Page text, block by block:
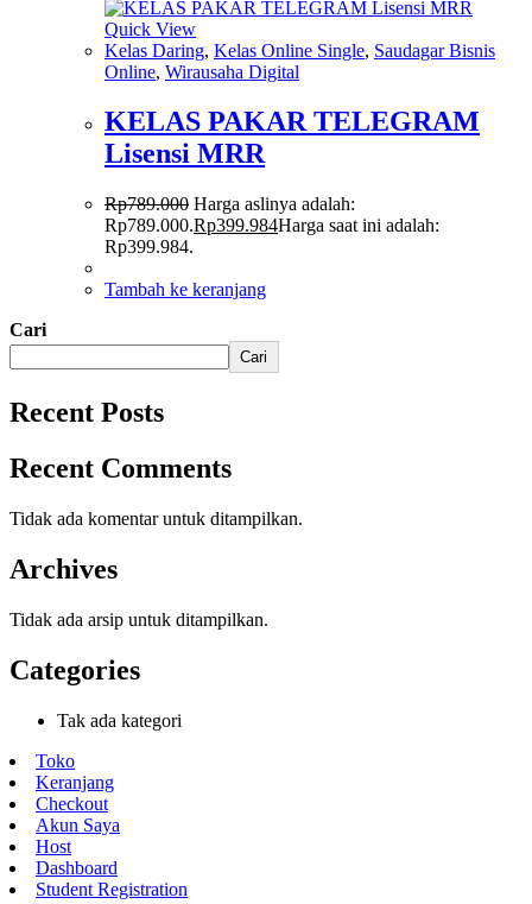
Quick View
Kelas Daring, Kelas Online Single, Saudagar Bisnis
Online, Wirausaha Digital
KELAS PAKAR TELEGRAM
Lisensi MRR
Rp789.000 Harga aslinya adalah:
Rp789.000.Rp399.984Harga saat ini adalah:
Rp399.984.
Tambah ke keranjang
Cari
Cari
Recent Posts
Recent Comments
Tidak ada komentar untuk ditampilkan.
Archives
Tidak ada arsip untuk ditampilkan.
Categories
Tak ada kategori
Toko
Keranjang
Checkout
Akun Saya
Host
Dashboard
Student Registration